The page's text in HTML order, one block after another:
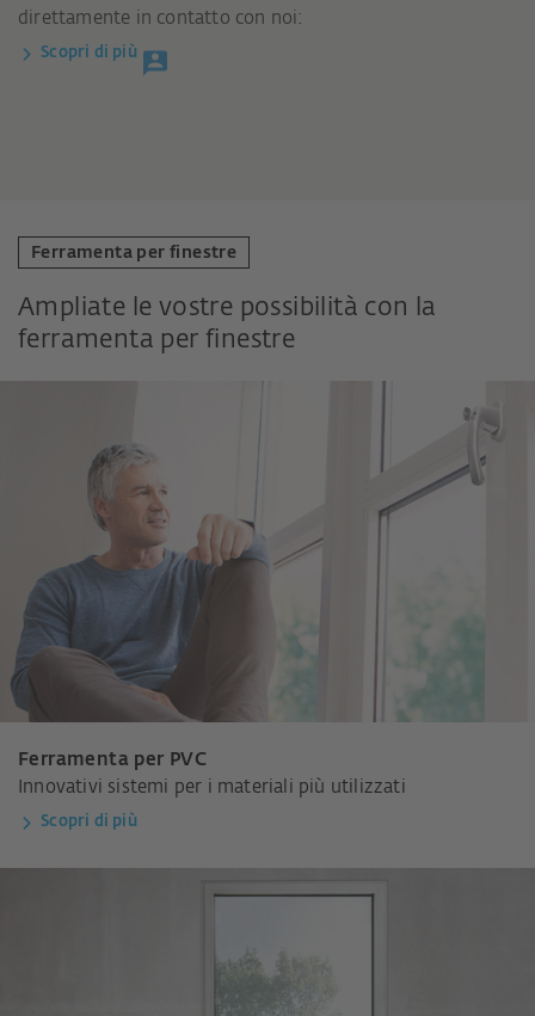
direttamente in contatto con noi:
Scopri di più
Ferramenta per finestre
Ampliate le vostre possibilità con la
ferramenta per finestre
Ferramenta per PVC
Innovativi sistemi per i materiali più utilizzati
Scopri di più